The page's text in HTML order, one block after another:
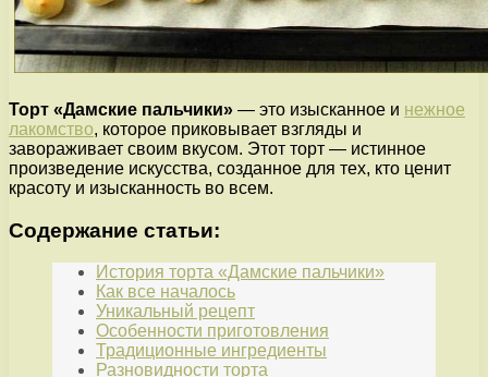
Торт «Дамские пальчики» — это изысканное и нежное
лакомство, которое приковывает взгляды и
завораживает своим вкусом. Этот торт — истинное
произведение искусства, созданное для тех, кто ценит
красоту и изысканность во всем.
Содержание статьи:
История торта «Дамские пальчики»
Как все началось
Уникальный рецепт
Особенности приготовления
Традиционные ингредиенты
Разновидности торта